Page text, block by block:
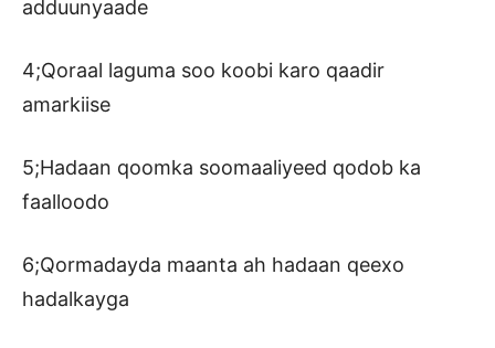
adduunyaade
4;Qoraal laguma soo koobi karo qaadir
amarkiise
5;Hadaan qoomka soomaaliyeed qodob ka
faalloodo
6;Qormadayda maanta ah hadaan qeexo
hadalkayga